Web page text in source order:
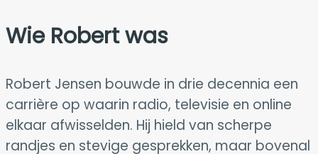
Wie Robert was
Robert Jensen bouwde in drie decennia een
carrière op waarin radio, televisie en online
elkaar afwisselden. Hij hield van scherpe
randjes en stevige gesprekken, maar bovenal